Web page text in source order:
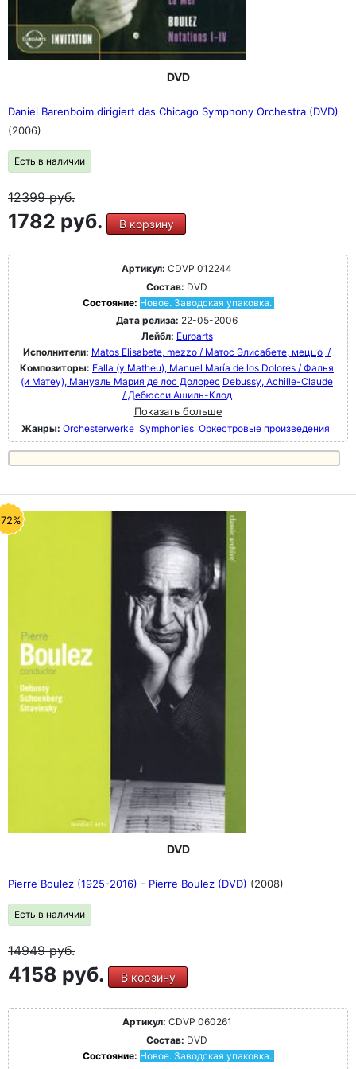
DVD
Daniel Barenboim dirigiert das Chicago Symphony Orchestra (DVD)
(2006)
Есть в наличии
12399руб.
1782 руб. В корзину
Артикул: CDVP 012244
Состав: DVD
Состояние: Новое. Заводская упаковка.
Дата релиза: 22-05-2006
Лейбл: Euroarts
Исполнители: Matos Elisabete, mezzo / Матос Элисабете, меццо /
Композиторы: Falla (y Matheu), Manuel María de los Dolores / Фалья
(и Матеу), Мануэль Мария де лос Долорес Debussy, Achille-Claude
/ Дебюсси Ашиль-Клод
Показать больше
Жанры: Orchesterwerke Symphonies Оркестровые произведения
DVD
Pierre Boulez (1925-2016) - Pierre Boulez (DVD) (2008)
Есть в наличии
14949руб.
4158 руб. В корзину
Артикул: CDVP 060261
Состав: DVD
Состояние: Новое. Заводская упаковка.